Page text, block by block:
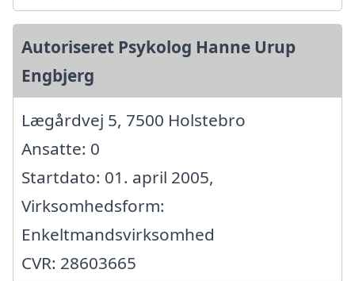
Autoriseret Psykolog Hanne Urup
Engbjerg
Lægårdvej 5, 7500 Holstebro
Ansatte: 0
Startdato: 01. april 2005,
Virksomhedsform:
Enkeltmandsvirksomhed
CVR: 28603665